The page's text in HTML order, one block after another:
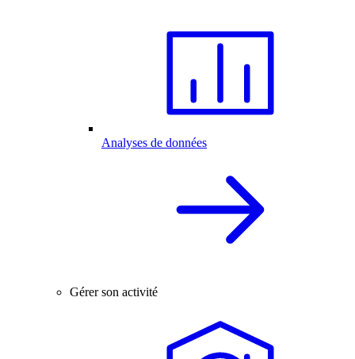
Analyses de données
Gérer son activité